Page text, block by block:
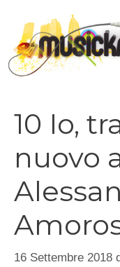
contenuto
10 Io,
nuovo
16 Settembre 2018